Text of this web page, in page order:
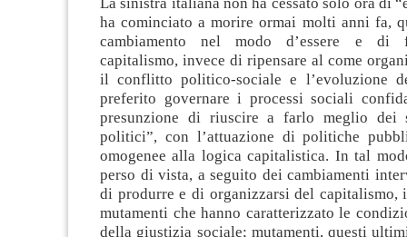
La sinistra italiana non ha cessato solo ora di
ha cominciato a morire ormai molti anni fa,
cambiamento nel modo d’essere e di
capitalismo, invece di ripensare al come
il conflitto politico-sociale e l’evoluzione
preferito governare i processi sociali
presunzione di riuscire a farlo meglio dei
politici”, con l’attuazione di politiche
omogenee alla logica capitalistica. In tal
perso di vista, a seguito dei cambiamenti
di produrre e di organizzarsi del capitalismo,
mutamenti che hanno caratterizzato le
della giustizia sociale; mutamenti, questi